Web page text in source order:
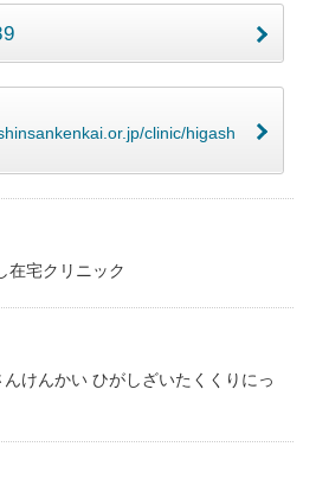
clinic/higash
在宅クリニック
けんかい ひがしざいたくくりにっ